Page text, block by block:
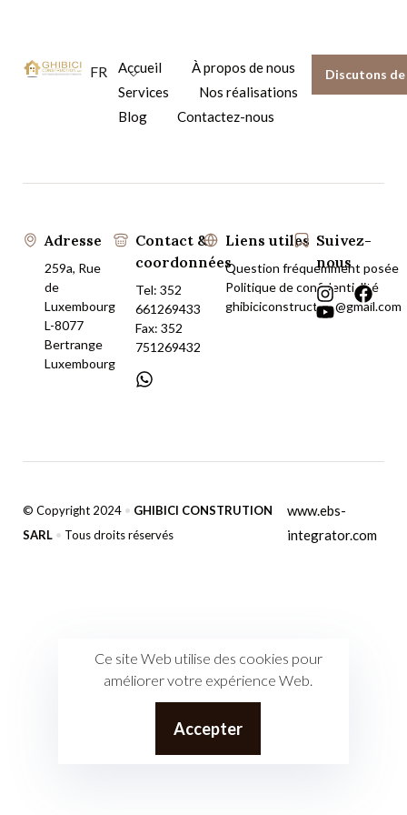
FR Accueil
À propos de nous
Services
Nos réalisations
Blog
Contactez-nous
Discutons
Adresse
259a, Rue
de
Luxembourg
L-8077
Bertrange
Luxembourg
Contact &
coordonnées
Tel: 352
661269433
Fax: 352
751269432
Liens utiles
Question fréquemment posée
Politique de confidentialité
ghibiciconstruction@gmail.com
Suivez-
nous
© Copyright 2024 • GHIBICI CONSTRUTION
SARL • Tous droits réservés
www.ebs-
integrator.com
Ce site Web utilise des cookies pour
améliorer votre expérience Web.
Accepter